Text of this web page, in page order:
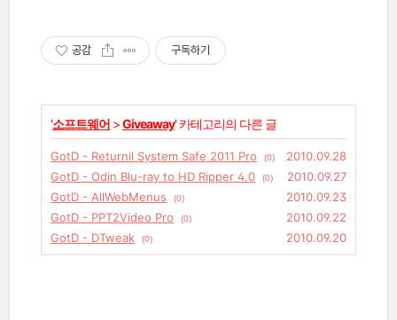
공감 구독하기
'소프트웨어 >Giveaway' 카테고리의 다른 글
GotD - Returnil System Safe 2011 Pro (0)
2010.09.28
GotD - Odin Blu-ray to HD Ripper 4.0
(0)
2010.09.27
GotD - AllWebMenus
(0)
2010.09.23
GotD - PPT2Video Pro
(0)
2010.09.22
GotD - DTweak
(0) 2010.09.20